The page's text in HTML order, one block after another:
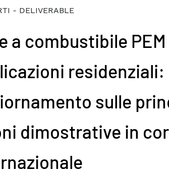
- DELIVERABLE
a combustibile
residenziali:
sulle
dimostrative in